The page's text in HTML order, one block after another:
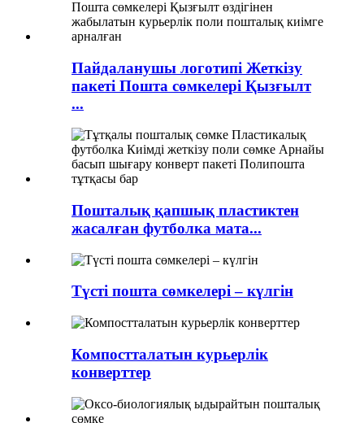
Пайдаланушы логотипі Жеткізу
пакеті Пошта сөмкелері Қызғылт
...
Пошталық қапшық пластиктен
жасалған футболка мата...
Түсті пошта сөмкелері – күлгін
Компостталатын курьерлік
конверттер